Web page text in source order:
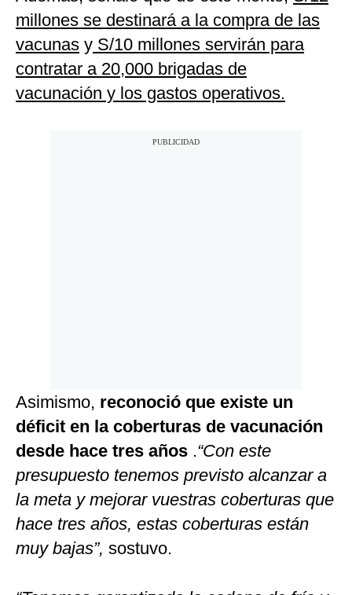
millones se destinará a la compra de las
vacunas y S/10 millones servirán para
contratar a 20,000 brigadas de
vacunación y los gastos operativos.
Asimismo, reconoció que existe un
déficit en la coberturas de vacunación
desde hace tres años .“Con este
presupuesto tenemos previsto alcanzar a
la meta y mejorar vuestras coberturas que
hace tres años, estas coberturas están
muy bajas”, sostuvo.